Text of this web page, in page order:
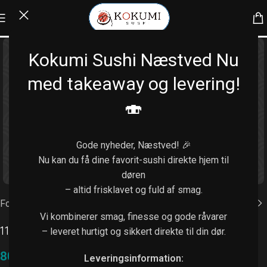
Kokumi Sushi Næstved Nu
med takeaway og levering!
🍣
Gode nyheder, Næstved! 🎉
Nu kan du få dine favorit-sushi direkte hjem til
døren
– altid frisklavet og fuld af smag.
Vi kombinerer smag, finesse og gode råvarer
– leveret hurtigt og sikkert direkte til din dør.
Leveringsinformation:
Klik for at forstørre
Forside
119.Kylling
80,00